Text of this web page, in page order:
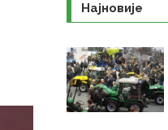
Најновије